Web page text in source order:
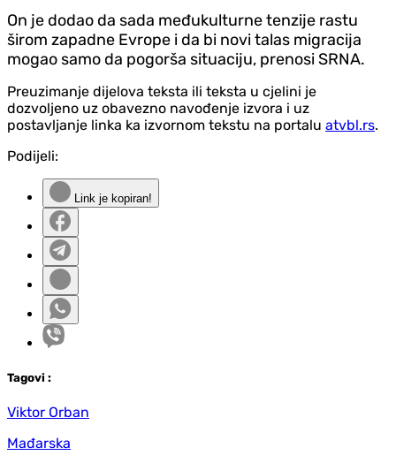
On je dodao da sada međukulturne tenzije rastu
širom zapadne Evrope i da bi novi talas migracija
mogao samo da pogorša situaciju, prenosi SRNA.
Preuzimanje dijelova teksta ili teksta u cjelini je
dozvoljeno uz obavezno navođenje izvora i uz
postavljanje linka ka izvornom tekstu na portalu atvbl.rs.
Podijeli:
Link je kopiran!
Tagovi :
Viktor Orban
Mađarska